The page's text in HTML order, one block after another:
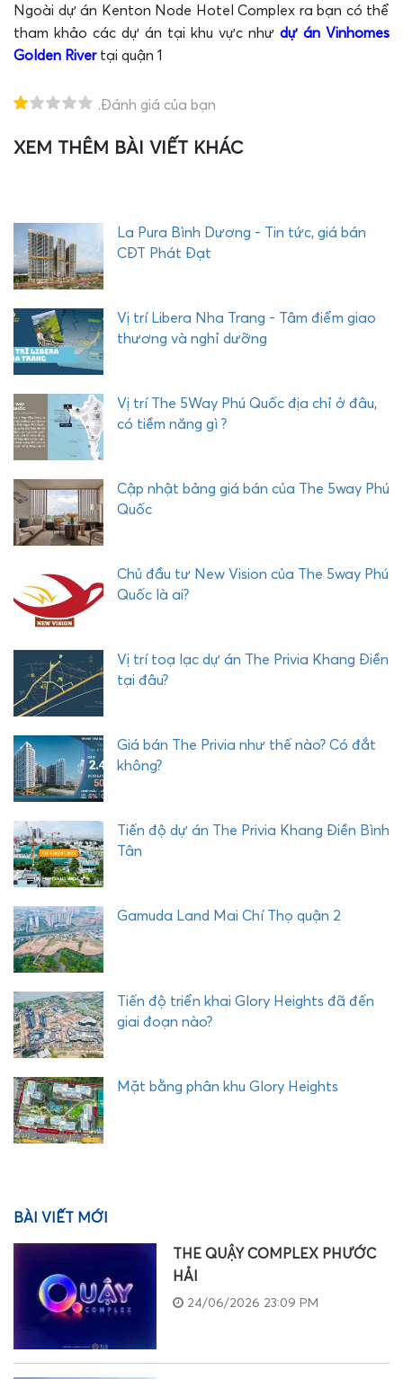
Ngoài dự án Kenton Node Hotel Complex ra bạn có thể
tham khảo các dự án tại khu vực như dự án Vinhomes
Golden Rivertại quận 1
.Đánh giá của bạn
XEM THÊM BÀI VIẾT KHÁC
La Pura Bình Dương - Tin tức, giá bán
CĐT Phát Đạt
Vị trí Libera Nha Trang - Tâm điểm giao
thương và nghỉ dưỡng
Vị trí The 5Way Phú Quốc địa chỉ ở đâu,
có tiềm năng gì ?
Cập nhật bảng giá bán của The 5way Phú
Quốc
Chủ đầu tư New Vision của The 5way Phú
Quốc là ai?
Vị trí toạ lạc dự án The Privia Khang Điền
tại đâu?
Giá bán The Privia như thế nào? Có đắt
không?
Tiến độ dự án The Privia Khang Điền Bình
Tân
Gamuda Land Mai Chí Thọ quận 2
Tiến độ triển khai Glory Heights đã đến
giai đoạn nào?
Mặt bằng phân khu Glory Heights
BÀI VIẾT MỚI
THE QUẬY COMPLEX PHƯỚC
HẢI
24/06/2026 23:09 PM